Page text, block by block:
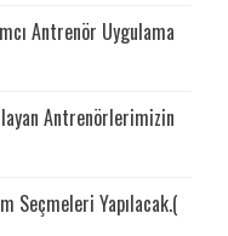
Antrenör Uygulama
Antrenörlerimizin
Seçmeleri Yapılacak.(